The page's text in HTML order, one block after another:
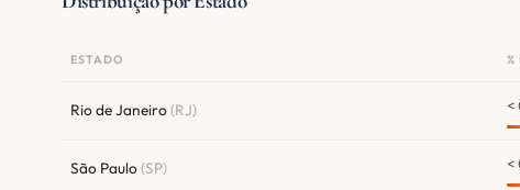
ESTADO %
Rio de Janeiro(RJ) <
São Paulo(SP) <